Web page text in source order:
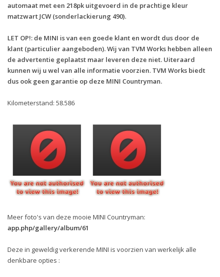
automaat met een 218pk uitgevoerd in de prachtige kleur
matzwart JCW (sonderlackierung 490).
LET OP!: de MINI is van een goede klant en wordt dus door de
klant (particulier aangeboden). Wij van TVM Works hebben alleen
de advertentie geplaatst maar leveren deze niet. Uiteraard
kunnen wij u wel van alle informatie voorzien. TVM Works biedt
dus ook geen garantie op deze MINI Countryman.
Kilometerstand: 58.586
Meer foto's van deze mooie MINI Countryman:
app.php/gallery/album/61
Deze in geweldig verkerende MINI is voorzien van werkelijk alle
denkbare opties :